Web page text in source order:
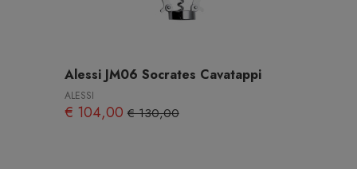
Alessi JM06 Socrates Cavatappi
ALESSI
€ 104,00€ 130,00